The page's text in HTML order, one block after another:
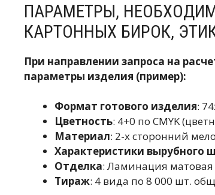
ПАРАМЕТРЫ,
КАРТОННЫХ БИРОК,
При направлении запроса на
параметры изделия (пример):
Формат готового изделия:
Цветность: 4+0 по CMYK
Материал: 2-х сторонний
Характеристики вырубного
Отделка: Ламинация
Тираж: 4 вида по 8 000 шт.